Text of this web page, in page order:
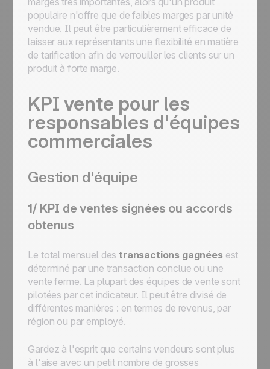
populaire n'offre que de faibles marges par unité
vendue. Il peut être particulièrement efficace de
laisser aux représentants une flexibilité en matière
de tarification afin de verrouiller les clients sur un
produit à forte marge.
KPI vente pour les
responsables d'équipes
commerciales
Gestion d'équipe
1/ KPI de ventes signées ou accords
obtenus
Le total mensuel destransactions gagnéesest
déterminé par une transaction conclue ou une
vente ferme. La plupart des équipes de vente sont
pilotées par cet indicateur. Il peut être divisé de
différentes manières : en termes de revenus, par
région ou par employé.
Gardez à l'esprit que certains vendeurs sont plus
à l'aise avec un petit nombre de grosses